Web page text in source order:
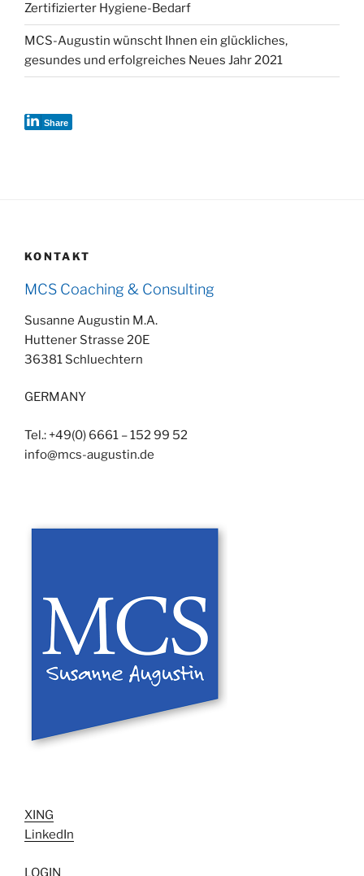
Zertifizierter Hygiene-Bedarf
MCS-Augustin wünscht Ihnen ein glückliches,
gesundes und erfolgreiches Neues Jahr 2021
Share
KONTAKT
MCS Coaching & Consulting
Susanne Augustin M.A.
Huttener Strasse 20E
36381 Schluechtern
GERMANY
Tel.: +49(0) 6661 – 152 99 52
info@mcs-augustin.de
XING
LinkedIn
LOGIN